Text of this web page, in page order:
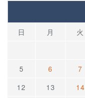
日 月 火
5
6 7
12
13 14